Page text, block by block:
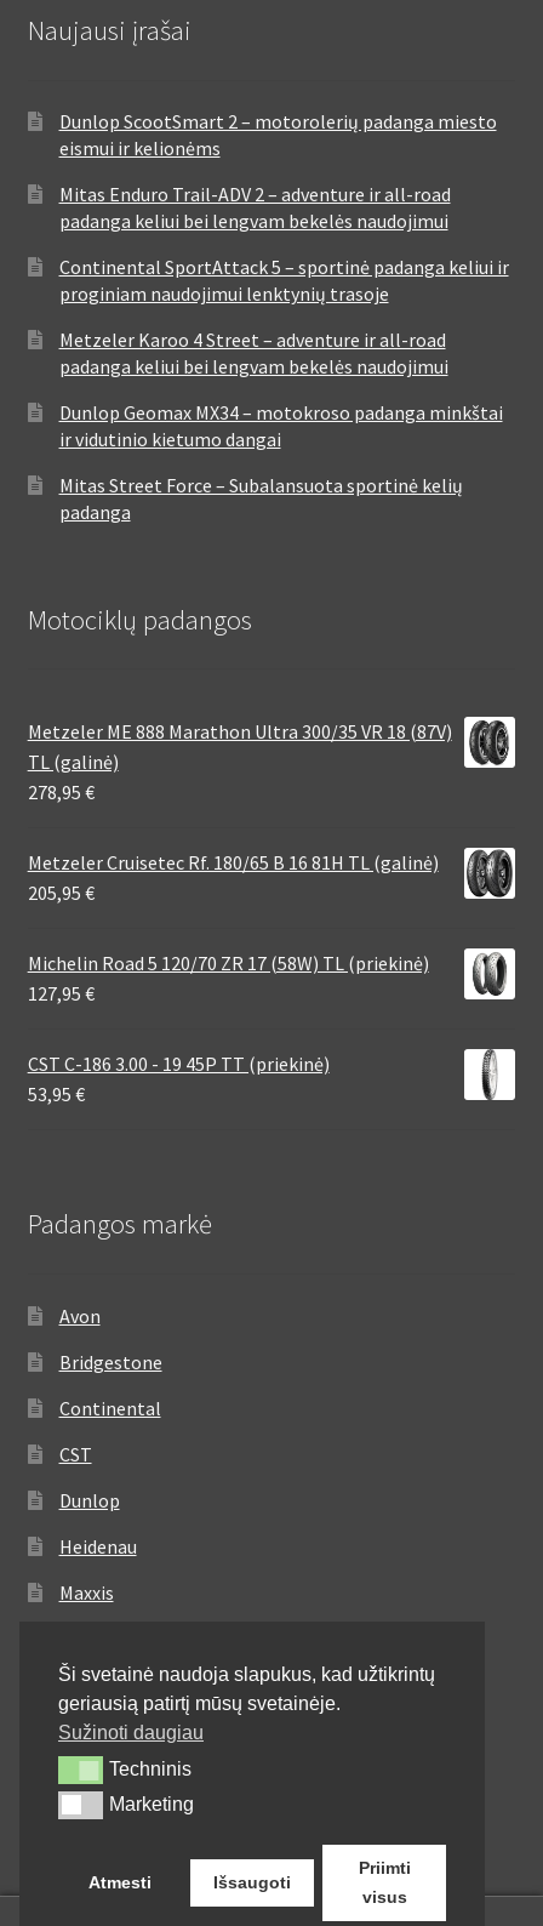
Naujausi įrašai
Dunlop ScootSmart 2 – motorolerių padanga miesto
eismui ir kelionėms
Mitas Enduro Trail-ADV 2 – adventure ir all-road
padanga keliui bei lengvam bekelės naudojimui
Continental SportAttack 5 – sportinė padanga keliui ir
proginiam naudojimui lenktynių trasoje
Metzeler Karoo 4 Street – adventure ir all-road
padanga keliui bei lengvam bekelės naudojimui
Dunlop Geomax MX34 – motokroso padanga minkštai
ir vidutinio kietumo dangai
Mitas Street Force – Subalansuota sportinė kelių
padanga
Motociklų padangos
Metzeler ME 888 Marathon Ultra 300/35 VR 18 (87V)
TL (galinė)
278,95 €
Metzeler Cruisetec Rf. 180/65 B 16 81H TL (galinė)
205,95 €
Michelin Road 5 120/70 ZR 17 (58W) TL (priekinė)
127,95 €
CST C-186 3.00 - 19 45P TT (priekinė)
53,95 €
Padangos markė
Avon
Bridgestone
Continental
CST
Dunlop
Heidenau
Maxxis
Michelin
Mitas
Pirelli
Shinko
Ši svetainė naudoja slapukus, kad užtikrintų
geriausią patirtį mūsų svetainėje.
Sužinoti daugiau
TechninisTechninis
MarketingMarketing
Atmesti Išsaugoti
Priimti
visus